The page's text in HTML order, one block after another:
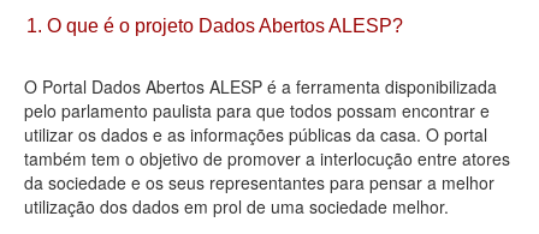
Dados Governamentais Abertos
Planejamento
Catálogo de dados
Processo Legislativo
Deputados Estaduais
1. O que é o projeto Dados Abertos ALESP?
O Portal Dados Abertos ALESP é a ferramenta disponibilizada
pelo parlamento paulista para que todos possam encontrar e
utilizar os dados e as informações públicas da casa. O portal
também tem o objetivo de promover a interlocução entre atores
da sociedade e os seus representantes para pensar a melhor
utilização dos dados em prol de uma sociedade melhor.